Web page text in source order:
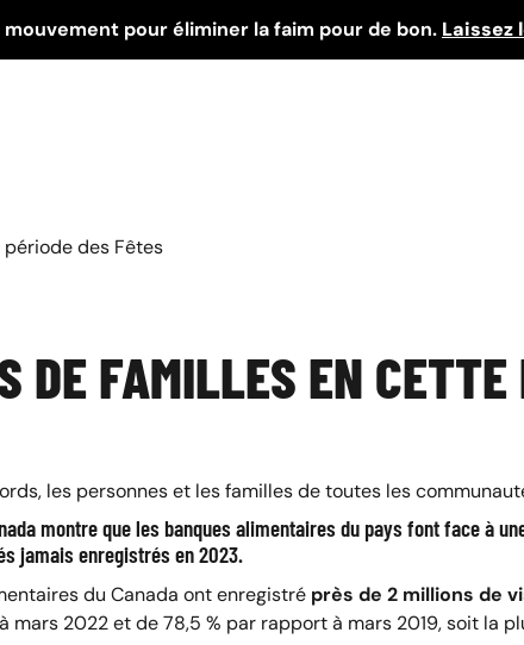
pour éliminer la faim pour de bon. Laissez
des Fêtes
DE FAMILLES EN CETTE
les personnes et les familles de toutes les
montre que les banques alimentaires du pays font face à
jamais enregistrés en 2023.
du Canada ont enregistré près de 2 millions de
2022 et de 78,5 % par rapport à mars 2019, soit la